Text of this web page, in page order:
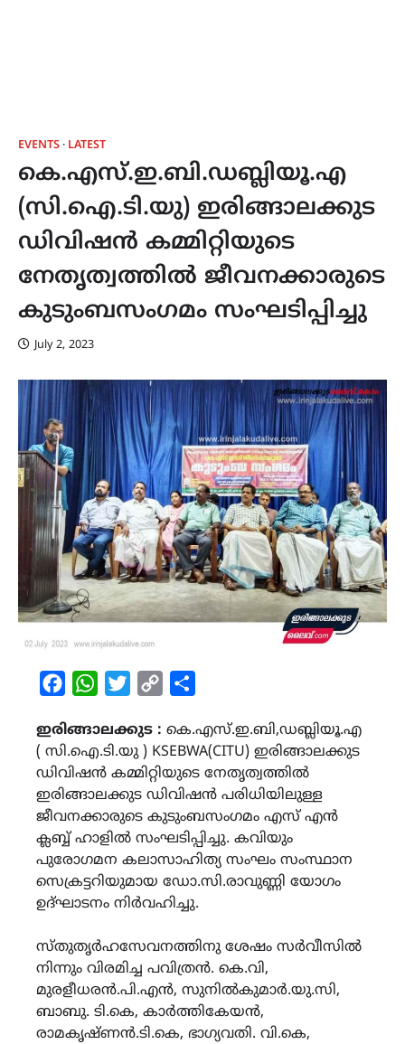
EVENTS LATEST
കെ.എസ്.ഇ.ബി.ഡബ്ലിയൂ.എ
(സി.ഐ.ടി.യു) ഇരിങ്ങാലക്കുട
ഡിവിഷൻ കമ്മിറ്റിയുടെ
നേതൃത്വത്തിൽ ജീവനക്കാരുടെ
കുടുംബസംഗമം സംഘടിപ്പിച്ചു
July 2, 2023
FacebookWhatsAppTwitterCopy
ഇരിങ്ങാലക്കുട : കെ.എസ്.ഇ.ബി,ഡബ്ലിയൂ.എ
( സി.ഐ.ടി.യു ) KSEBWA(CITU) ഇരിങ്ങാലക്കുട
ഡിവിഷൻ കമ്മിറ്റിയുടെ നേതൃത്വത്തിൽ
ഇരിങ്ങാലക്കുട ഡിവിഷൻ പരിധിയിലുള്ള
ജീവനക്കാരുടെ കുടുംബസംഗമം എസ് എൻ
ക്ലബ്ബ് ഹാളിൽ സംഘടിപ്പിച്ചു. കവിയും
പുരോഗമന കലാസാഹിത്യ സംഘം സംസ്ഥാന
സെക്രട്ടറിയുമായ ഡോ.സി.രാവുണ്ണി യോഗം
ഉദ്ഘാടനം നിർവഹിച്ചു.
സ്തുതൃർഹസേവനത്തിനു ശേഷം സർവീസിൽ
നിന്നും വിരമിച്ച പവിത്രൻ. കെ.വി,
മുരളീധരൻ.പി.എൻ, സുനിൽകുമാർ.യു.സി,
ബാബു. ടി.കെ, കാർത്തികേയൻ,
രാമകൃഷ്ണൻ.ടി.കെ, ഭാഗ്യവതി. വി.കെ,